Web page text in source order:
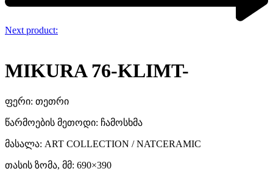
Next product:
MIKURA 76-KLIMT-
ფერი: თეთრი
წარმოების მეთოდი: ჩამოსხმა
მასალა: ART COLLECTION / NATCERAMIC
თასის ზომა, მმ: 690×390